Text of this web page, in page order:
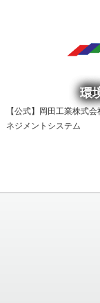
環
【公式】岡田工業株式
ネジメントシステム